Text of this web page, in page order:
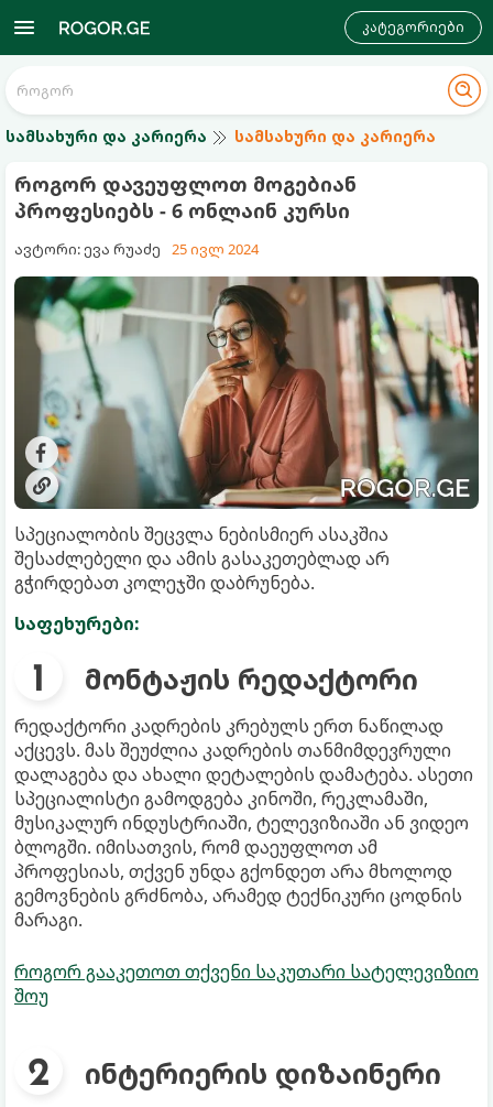
კატეგორიები
სამსახური და კარიერა სამსახური და კარიერა
როგორ დავეუფლოთ მოგებიან
პროფესიებს - 6 ონლაინ კურსი
ავტორი: ევა რუაძე 25 ივლ 2024
სპეციალობის შეცვლა ნებისმიერ ასაკშია
შესაძლებელი და ამის გასაკეთებლად არ
გჭირდებათ კოლეჯში დაბრუნება.
საფეხურები:
მონტაჟის რედაქტორი
რედაქტორი კადრების კრებულს ერთ ნაწილად
აქცევს. მას შეუძლია კადრების თანმიმდევრული
დალაგება და ახალი დეტალების დამატება. ასეთი
სპეციალისტი გამოდგება კინოში, რეკლამაში,
მუსიკალურ ინდუსტრიაში, ტელევიზიაში ან ვიდეო
ბლოგში. იმისათვის, რომ დაეუფლოთ ამ
პროფესიას, თქვენ უნდა გქონდეთ არა მხოლოდ
გემოვნების გრძნობა, არამედ ტექნიკური ცოდნის
მარაგი.
როგორ გააკეთოთ თქვენი საკუთარი სატელევიზიო
შოუ
ინტერიერის დიზაინერი